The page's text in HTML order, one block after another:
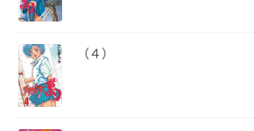
（４）